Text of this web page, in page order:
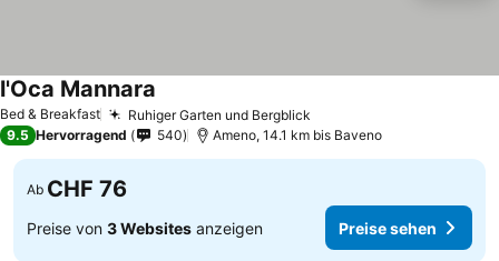
Bed & Breakfast Ruhiger Garten und Bergblick
l'Oca Mannara
9.5 Hervorragend 540 Ameno, 14.1 km bis Baveno
Ab CHF 76
Preise von 3 Websites anzeigen Preise sehen